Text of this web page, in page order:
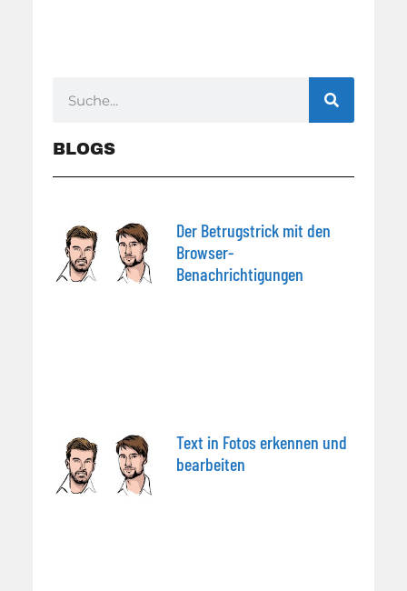
BLOGS
Der Betrugstrick mit den
Browser-
Benachrichtigungen
Text in Fotos erkennen und
bearbeiten